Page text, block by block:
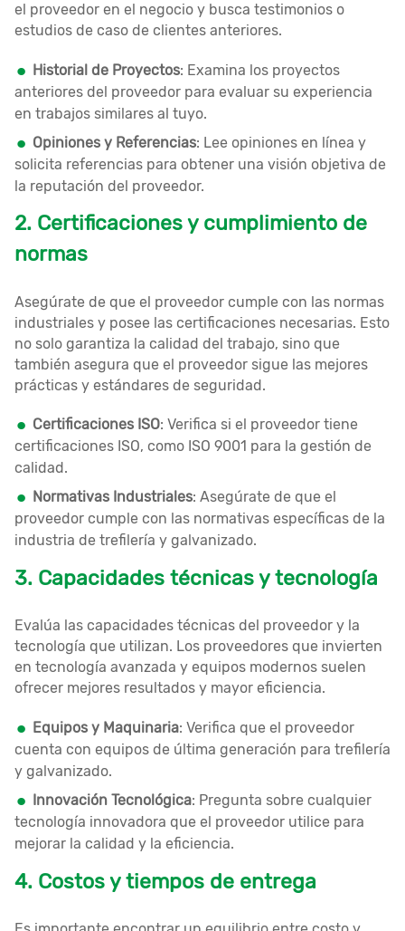
el proveedor en el negocio y busca testimonios o
estudios de caso de clientes anteriores.
Historial de Proyectos: Examina los proyectos
anteriores del proveedor para evaluar su experiencia
en trabajos similares al tuyo.
Opiniones y Referencias: Lee opiniones en línea y
solicita referencias para obtener una visión objetiva de
la reputación del proveedor.
2. Certificaciones y cumplimiento de
normas
Asegúrate de que el proveedor cumple con las normas
industriales y posee las certificaciones necesarias. Esto
no solo garantiza la calidad del trabajo, sino que
también asegura que el proveedor sigue las mejores
prácticas y estándares de seguridad.
Certificaciones ISO: Verifica si el proveedor tiene
certificaciones ISO, como ISO 9001 para la gestión de
calidad.
Normativas Industriales: Asegúrate de que el
proveedor cumple con las normativas específicas de la
industria de trefilería y galvanizado.
3. Capacidades técnicas y tecnología
Evalúa las capacidades técnicas del proveedor y la
tecnología que utilizan. Los proveedores que invierten
en tecnología avanzada y equipos modernos suelen
ofrecer mejores resultados y mayor eficiencia.
Equipos y Maquinaria: Verifica que el proveedor
cuenta con equipos de última generación para trefilería
y galvanizado.
Innovación Tecnológica: Pregunta sobre cualquier
tecnología innovadora que el proveedor utilice para
mejorar la calidad y la eficiencia.
4. Costos y tiempos de entrega